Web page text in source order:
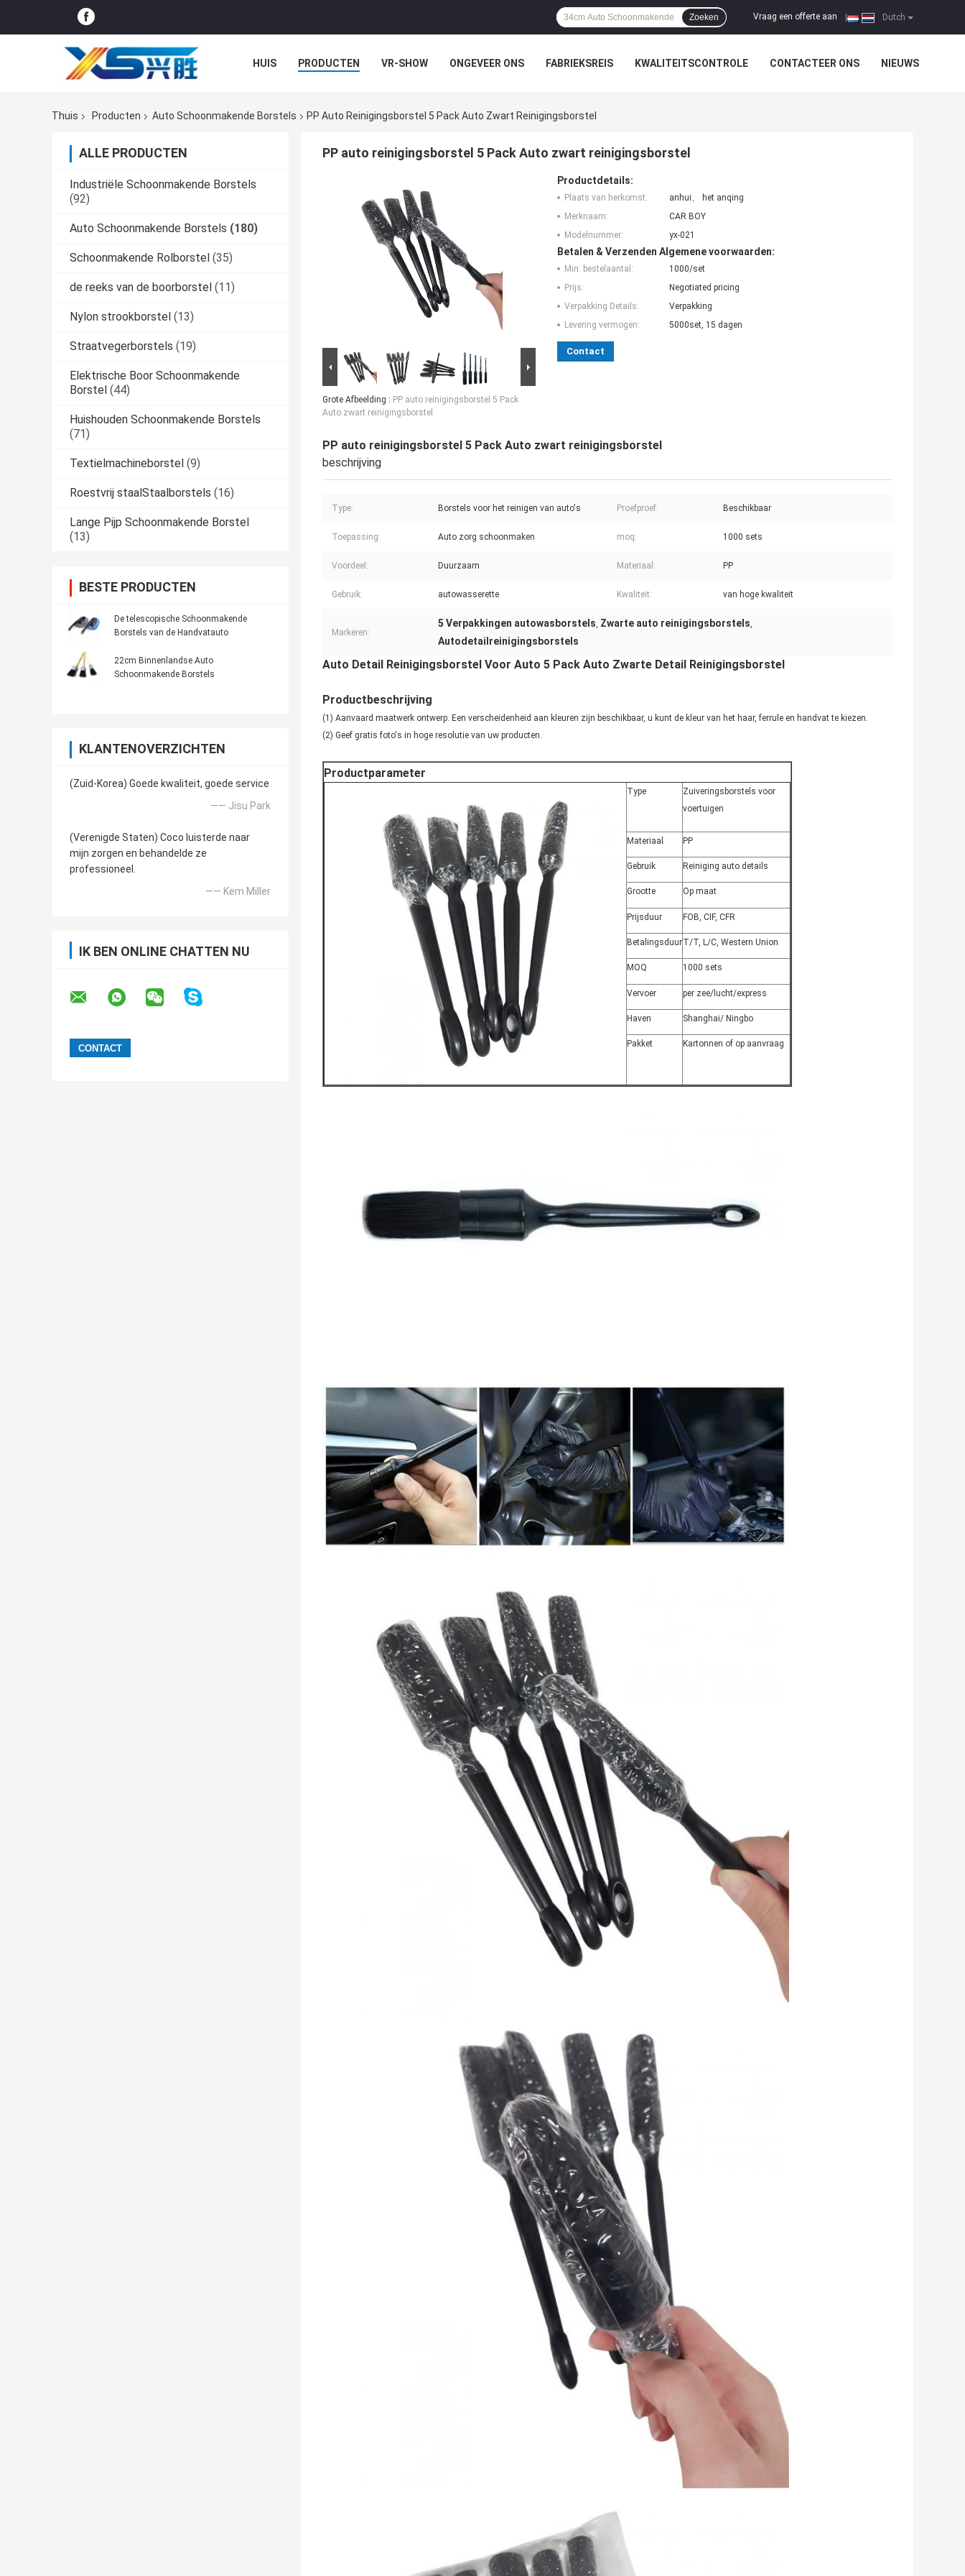
Dutch
Vraag een offerte aan
Zoeken
HUIS PRODUCTEN VR-SHOW ONGEVEER ONS FABRIEKSREIS KWALITEITSCONTROLE CONTACTEER ONS NIEUWS
Thuis
Producten Auto Schoonmakende Borstels PP Auto Reinigingsborstel 5 Pack Auto Zwart Reinigingsborstel
ALLE PRODUCTEN
Industriële Schoonmakende Borstels
(92)
Auto Schoonmakende Borstels (180)
Schoonmakende Rolborstel (35)
de reeks van de boorborstel (11)
Nylon strookborstel (13)
Straatvegerborstels (19)
Elektrische Boor Schoonmakende
Borstel (44)
Huishouden Schoonmakende Borstels
(71)
Textielmachineborstel (9)
Roestvrij staalStaalborstels (16)
Lange Pijp Schoonmakende Borstel
(13)
BESTE PRODUCTEN
De telescopische Schoonmakende
Borstels van de Handvatauto
22cm Binnenlandse Auto
Schoonmakende Borstels
KLANTENOVERZICHTEN
(Zuid-Korea) Goede kwaliteit, goede service
—— Jisu Park
(Verenigde Staten) Coco luisterde naar
mijn zorgen en behandelde ze
professioneel.
—— Kem Miller
IK BEN ONLINE CHATTEN NU
PP auto reinigingsborstel 5 Pack Auto zwart reinigingsborstel
Grote Afbeelding : PP auto reinigingsborstel 5 Pack
Auto zwart reinigingsborstel
Productdetails:
Plaats van herkomst:
anhui、 het anqing
Merknaam:
CAR BOY
Modelnummer:
yx-021
Betalen & Verzenden Algemene voorwaarden:
Min. bestelaantal:
1000/set
Prijs:
Negotiated pricing
Verpakking Details:
Verpakking
Levering vermogen:
5000set, 15 dagen
Contact
PP auto reinigingsborstel 5 Pack Auto zwart reinigingsborstel
beschrijving
Type: Borstels voor het reinigen van auto's Proefproef: Beschikbaar
Toepassing: Auto zorg schoonmaken moq: 1000 sets
Voordeel: Duurzaam Materiaal: PP
Gebruik: autowasserette Kwaliteit: van hoge kwaliteit
Markeren:
5 Verpakkingen autowasborstels, Zwarte auto reinigingsborstels,
Autodetailreinigingsborstels
Auto Detail Reinigingsborstel Voor Auto 5 Pack Auto Zwarte Detail Reinigingsborstel
Productbeschrijving
(1) Aanvaard maatwerk ontwerp. Een verscheidenheid aan kleuren zijn beschikbaar, u kunt de kleur van het haar, ferrule en handvat te kiezen.
(2) Geef gratis foto's in hoge resolutie van uw producten.
Productparameter
Type
Zuiveringsborstels voor
voertuigen
Materiaal PP
Gebruik Reiniging auto details
Grootte Op maat
Prijsduur FOB, CIF, CFR
BetalingsduurT/T, L/C, Western Union
MOQ 1000 sets
Vervoer per zee/lucht/express
Haven Shanghai/ Ningbo
Pakket Kartonnen of op aanvraag